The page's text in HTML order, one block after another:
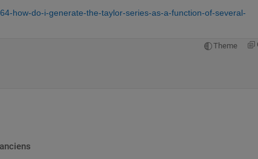
how-do-i-generate-the-taylor-series-as-a-function-of-several-
Theme